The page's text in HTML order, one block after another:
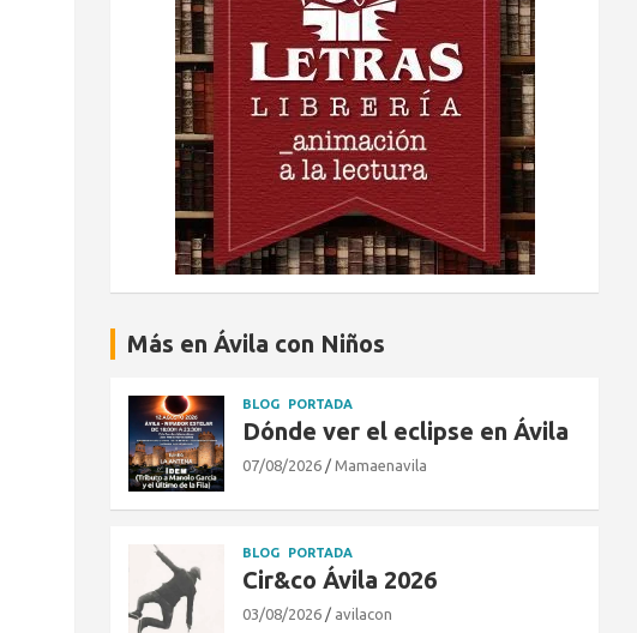
Más en Ávila con Niños
BLOG PORTADA
Dónde ver el eclipse en Ávila
07/08/2026 Mamaenavila
BLOG PORTADA
Cir&co Ávila 2026
03/08/2026 avilacon